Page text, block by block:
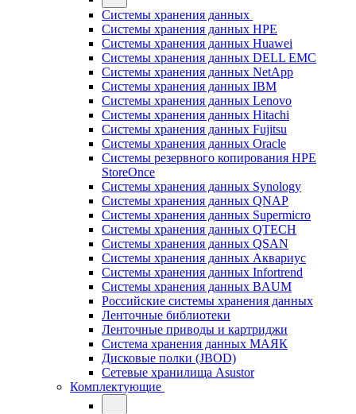
Системы хранения данных
Системы хранения данных HPE
Системы хранения данных Huawei
Системы хранения данных DELL EMC
Cистемы хранения данных NetApp
Системы хранения данных IBM
Системы хранения данных Lenovo
Системы хранения данных Hitachi
Системы хранения данных Fujitsu
Системы хранения данных Oracle
Системы резервного копирования HPE
StoreOnce
Системы хранения данных Synology
Системы хранения данных QNAP
Системы хранения данных Supermicro
Системы хранения данных QTECH
Системы хранения данных QSAN
Системы хранения данных Аквариус
Системы хранения данных Infortrend
Системы хранения данных BAUM
Российские системы хранения данных
Ленточные библиотеки
Ленточные приводы и картриджи
Система хранения данных МАЯК
Дисковые полки (JBOD)
Сетевые хранилища Asustor
Комплектующие